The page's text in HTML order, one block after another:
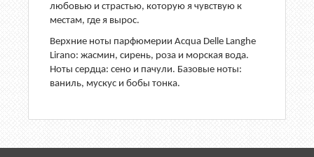
любовью и страстью, которую я чувствую к
местам, где я вырос.
Верхние ноты парфюмерии Acqua Delle Langhe
Lirano: жасмин, сирень, роза и морская вода.
Ноты сердца: сено и пачули. Базовые ноты:
ваниль, мускус и бобы тонка.